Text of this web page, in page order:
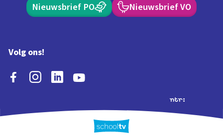
Nieuwsbrief PO Nieuwsbrief VO
Volg ons!